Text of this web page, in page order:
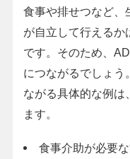
食事や排せつなど、
が自立して行えるか
です。そのため、
につながるでしょう
ながる具体的な例は
ます。
食事介助が必要